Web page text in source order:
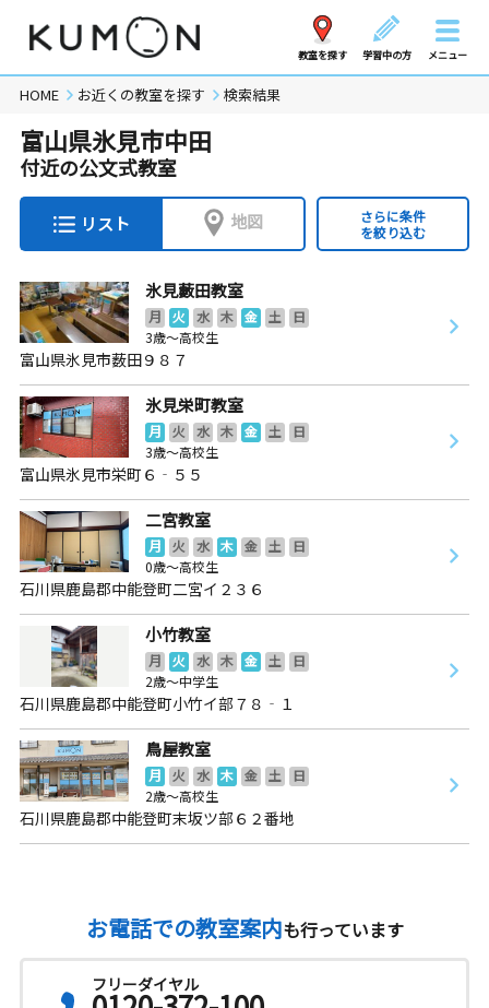
教室を探す 学習中の方 メニュー
HOME お近くの教室を探す 検索結果
富山県氷見市中田
付近の公文式教室
リスト 地図
さらに条件
を絞り込む
氷見藪田教室
月 火 水 木 金 土
日
3歳～高校生
富山県氷見市薮田９８７
氷見栄町教室
月 火 水 木 金 土
日
3歳～高校生
富山県氷見市栄町６‐５５
二宮教室
月 火 水 木 金 土
日
0歳～高校生
石川県鹿島郡中能登町二宮イ２３６
小竹教室
月 火 水 木 金 土
日
2歳～中学生
石川県鹿島郡中能登町小竹イ部７８‐１
鳥屋教室
月 火 水 木 金 土
日
2歳～高校生
石川県鹿島郡中能登町末坂ツ部６２番地
お電話での教室案内も行っています
フリーダイヤル